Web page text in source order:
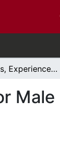
Perceptions, Experiences and Emotional Supports for Male Infertility, a review